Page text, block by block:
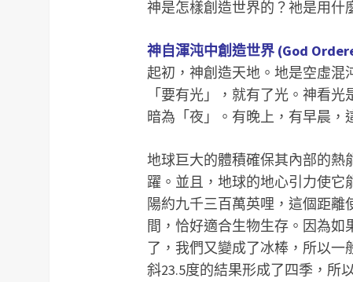
神是怎樣創造世界的？祂是用什
神自渾沌中創造世界 (God
起初，神創造天地。地是空虛混
「要有光」，就有了光。神看
暗為「夜」。有晚上，有早晨，
地球巨大的體積確保其內部的熱
躍。並且，地球的地心引力使
陽約九千三百萬英哩，這個距
間，恰好適合生物生存。因為
了，我們又變成了冰棒，所以
斜23.5度的結果形成了四季，所